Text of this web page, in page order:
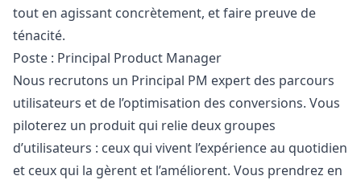
tout en agissant concrètement, et faire preuve de
ténacité.
Poste : Principal Product Manager
Nous recrutons un Principal PM expert des parcours
utilisateurs et de l’optimisation des conversions. Vous
piloterez un produit qui relie deux groupes
d’utilisateurs : ceux qui vivent l’expérience au quotidien
et ceux qui la gèrent et l’améliorent. Vous prendrez en